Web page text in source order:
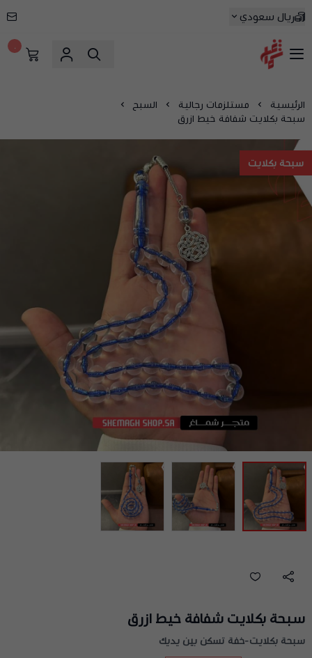
ريال سعودي
شماغ شوب | أفضل متجر شماغ في السعودية
الرئيسية مستلزمات رجالية
السبح
سبحة بكلايت شفافة خيط ازرق
سبحة بكلايت
سبحة بكلايت شفافة خيط ازرق
سبحة بكلايت-خفة تسكن بين يديك